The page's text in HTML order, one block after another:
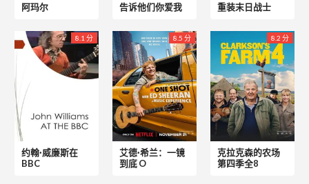
阿玛尔 告诉他们你爱我 重装末日战士
8.1 分
约翰·威廉斯在
BBC
8.5 分
艾德·希兰：一镜
到底 O
8.2 分
克拉克森的农场
第四季全8